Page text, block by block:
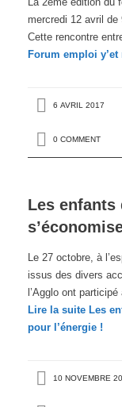
mercredi 12 avril
Cette rencontre
Forum emploi y’et
6 AVRIL 2017
0 COMMENT
Les enfants
Le 27 octobre, à
issus des divers
l’Agglo ont
Lire la suiteLes
pour l’énergie !
10 NOVEMBRE